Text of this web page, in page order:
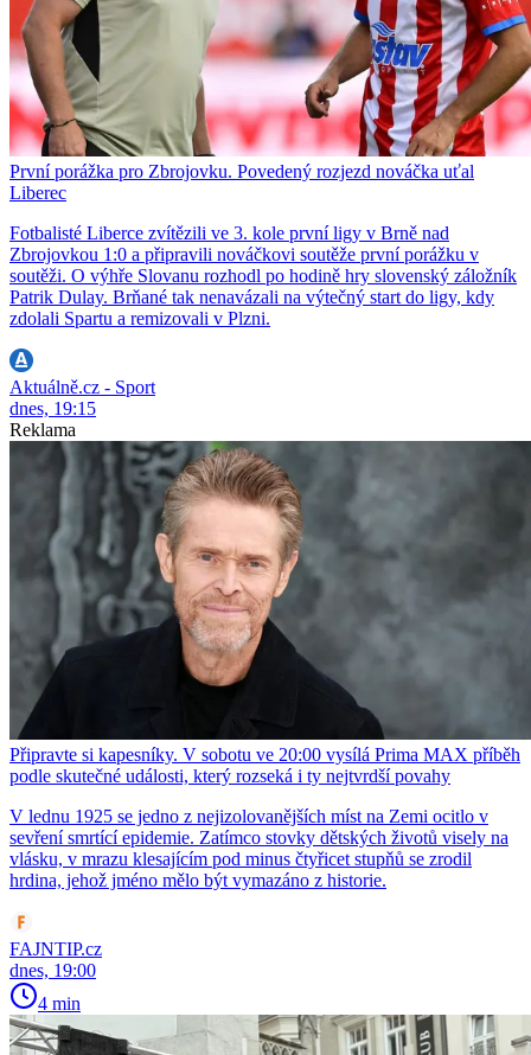
První porážka pro Zbrojovku. Povedený rozjezd nováčka uťal
Liberec
Fotbalisté Liberce zvítězili ve 3. kole první ligy v Brně nad
Zbrojovkou 1:0 a připravili nováčkovi soutěže první porážku v
soutěži. O výhře Slovanu rozhodl po hodině hry slovenský záložník
Patrik Dulay. Brňané tak nenavázali na výtečný start do ligy, kdy
zdolali Spartu a remizovali v Plzni.
Aktuálně.cz - Sport
dnes, 19:15
Reklama
Připravte si kapesníky. V sobotu ve 20:00 vysílá Prima MAX příběh
podle skutečné události, který rozseká i ty nejtvrdší povahy
V lednu 1925 se jedno z nejizolovanějších míst na Zemi ocitlo v
sevření smrtící epidemie. Zatímco stovky dětských životů visely na
vlásku, v mrazu klesajícím pod minus čtyřicet stupňů se zrodil
hrdina, jehož jméno mělo být vymazáno z historie.
FAJNTIP.cz
dnes, 19:00
4 min